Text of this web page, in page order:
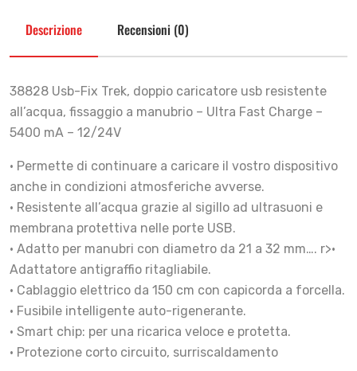
Descrizione Recensioni (0)
38828 Usb-Fix Trek, doppio caricatore usb resistente
all’acqua, fissaggio a manubrio – Ultra Fast Charge –
5400 mA – 12/24V
• Permette di continuare a caricare il vostro dispositivo
anche in condizioni atmosferiche avverse.
• Resistente all’acqua grazie al sigillo ad ultrasuoni e
membrana protettiva nelle porte USB.
• Adatto per manubri con diametro da 21 a 32 mm…. r>•
Adattatore antigraffio ritagliabile.
• Cablaggio elettrico da 150 cm con capicorda a forcella.
• Fusibile intelligente auto-rigenerante.
• Smart chip: per una ricarica veloce e protetta.
• Protezione corto circuito, surriscaldamento